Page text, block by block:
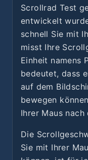
Scrollrad Test
entwickelt
schnell Sie mit
misst Ihre
Einheit namens
bedeutet, dass
auf dem
bewegen
Ihrer Maus
Die
Sie mit Ihrer